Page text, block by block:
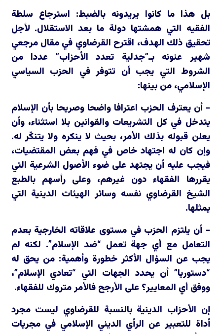
بل هذا ما كانوا يريدونه بالضبط: استرجاع سلطة
الفقيه التي همشتها دولة ما بعد الاستقلال. لأجل
تحقيق ذلك الهدف، اقترح القرضاوي في مقال مرجعي
شهير عنونه بـ”جدلية تعدد الأحزاب” عددا من
الشروط التي يجب أن تتوفر في الحزب السياسي
الإسلامي، من بينها:
- أن يعترف الحزب اعترافا واضحا وصريحا بأن الإسلام
يتدخل في كل التشريعات والقوانين بلا استثناء، وأن
يعلن قبوله بذلك الأمر، بحيث لا ينكره ولا يتنكّر له.
وإن كان له اجتهاد خاص في فهم بعض المقتضيات،
فيجب عليه أن يجتهد على ضوء الأصول الشرعية التي
يقررها الفقهاء دون غيرهم، وعلى رأسهم بالطبع
الشيخ القرضاوي نفسه وسائر الهيئات الدينية التي
يمثلها.
- أن يلتزم الحزب في مستوى علاقاته الخارجية بعدم
التعامل مع أي جهة تعمل “ضد الإسلام”. لكنه لم
يجب عن السؤال الأكثر خطورة وأهمية: من يحق له
“دستوريا” أن يحدد الجهات التي “تعادي الإسلام”،
ووفق أي المعايير؟ على الأرجح فالأمر متروك للفقهاء.
إن الأحزاب الدينية بالنسبة للقرضاوي ليست مجرد
أداة للتعبير عن الرأي الديني الإسلامي في مجريات